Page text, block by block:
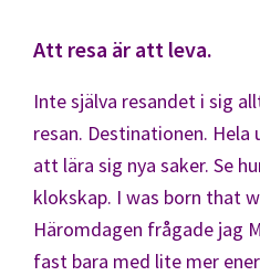
Att resa är att leva.
Inte själva resandet i sig
resan. Destinationen. Hela
att lära sig nya saker. Se
klokskap. I was born that
Häromdagen frågade jag
fast bara med lite mer